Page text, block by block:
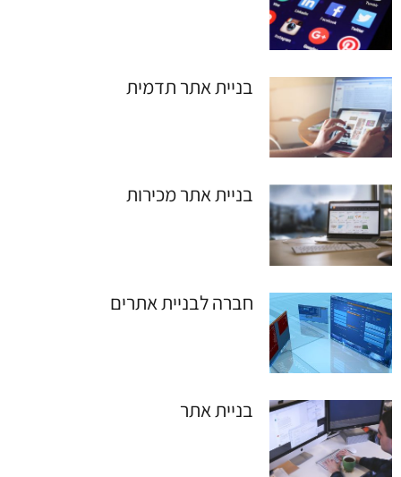
בניית אתר תדמית
בניית אתר מכירות
חברה לבניית אתרים
בניית אתר